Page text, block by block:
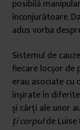
posibilă
înconjurătoare.
adus vorba
Sistemul de
fiecare locșor de
erau asociate cu
înșirate în
și cărți ale unor
ți corpulde Luise